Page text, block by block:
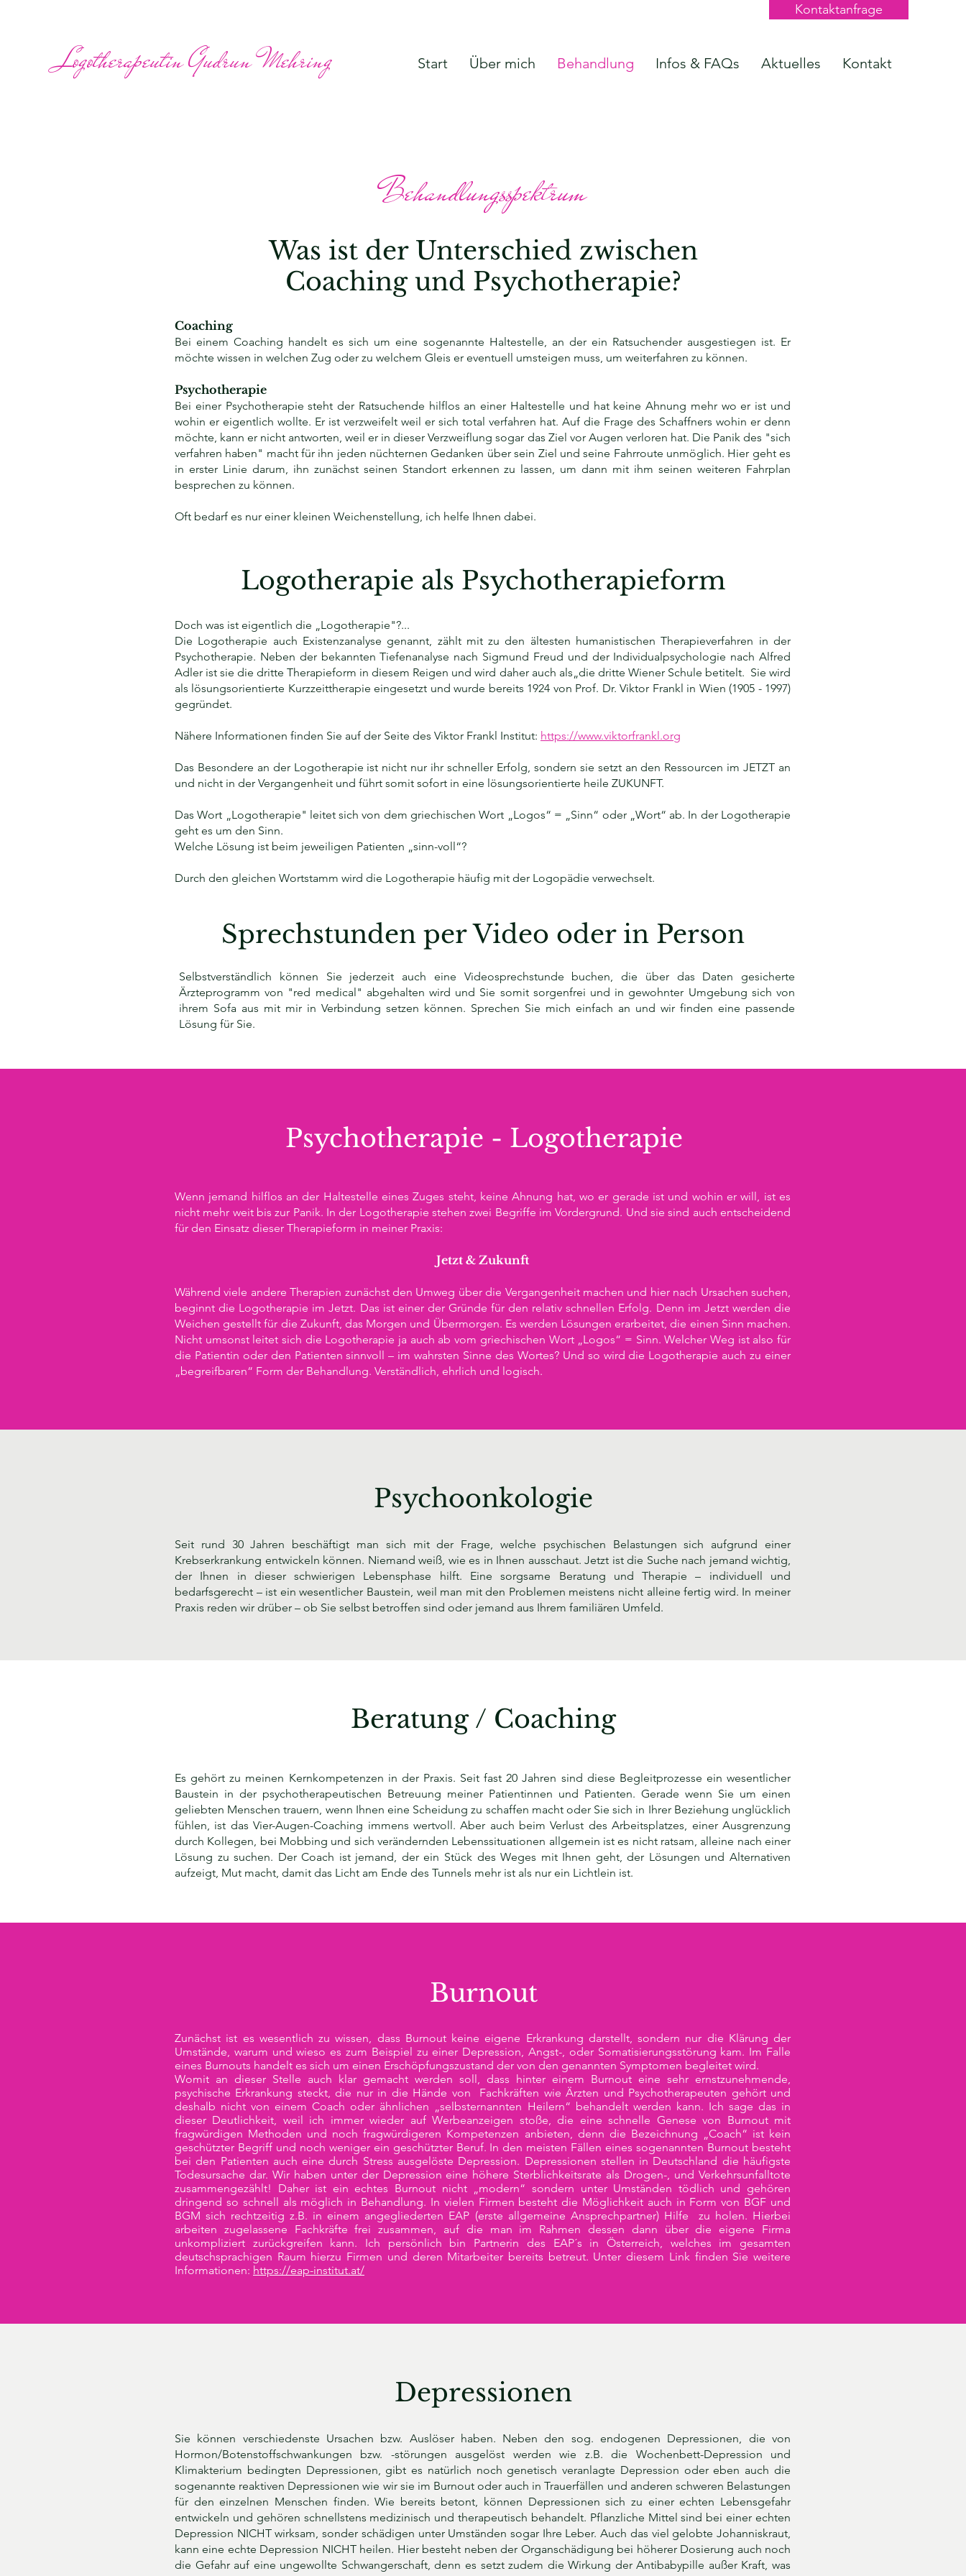
Logotherapeutin Gudrun Mehring
Kontaktanfrage
Start Über mich Behandlung Infos & FAQs Aktuelles Kontakt
Behandlungsspektrum
Was ist der Unterschied zwischen
Coaching und Psychotherapie?
Coaching
Bei einem Coaching handelt es sich um eine sogenannte Haltestelle, an der ein Ratsuchender ausgestiegen ist. Er
möchte wissen in welchen Zug oder zu welchem Gleis er eventuell umsteigen muss, um weiterfahren zu können.
Psychotherapie
Bei einer Psychotherapie steht der Ratsuchende hilflos an einer Haltestelle und hat keine Ahnung mehr wo er ist und
wohin er eigentlich wollte. Er ist verzweifelt weil er sich total verfahren hat. Auf die Frage des Schaffners wohin er denn
möchte, kann er nicht antworten, weil er in dieser Verzweiflung sogar das Ziel vor Augen verloren hat. Die Panik des "sich
verfahren haben" macht für ihn jeden nüchternen Gedanken über sein Ziel und seine Fahrroute unmöglich. Hier geht es
in erster Linie darum, ihn zunächst seinen Standort erkennen zu lassen, um dann mit ihm seinen weiteren Fahrplan
besprechen zu können.
Oft bedarf es nur einer kleinen Weichenstellung, ich helfe Ihnen dabei.
Logotherapie als Psychotherapieform
Doch was ist eigentlich die „Logotherapie"?...
Die Logotherapie auch Existenzanalyse genannt, zählt mit zu den ältesten humanistischen Therapieverfahren in der
Psychotherapie. Neben der bekannten Tiefenanalyse nach Sigmund Freud und der Individualpsychologie nach Alfred
Adler ist sie die dritte Therapieform in diesem Reigen und wird daher auch als„die dritte Wiener Schule betitelt. Sie wird
als lösungsorientierte Kurzzeittherapie eingesetzt und wurde bereits 1924 von Prof. Dr. Viktor Frankl in Wien (1905 - 1997)
gegründet.
Nähere Informationen finden Sie auf der Seite des Viktor Frankl Institut: https://www.viktorfrankl.org
Das Besondere an der Logotherapie ist nicht nur ihr schneller Erfolg, sondern sie setzt an den Ressourcen im JETZT an
und nicht in der Vergangenheit und führt somit sofort in eine lösungsorientierte heile ZUKUNFT.
Das Wort „Logotherapie" leitet sich von dem griechischen Wort „Logos“ = „Sinn“ oder „Wort“ ab. In der Logotherapie
geht es um den Sinn.
Welche Lösung ist beim jeweiligen Patienten „sinn-voll“?
Durch den gleichen Wortstamm wird die Logotherapie häufig mit der Logopädie verwechselt.
Sprechstunden per Video oder in Person
Selbstverständlich können Sie jederzeit auch eine Videosprechstunde buchen, die über das Daten gesicherte
Ärzteprogramm von "red medical" abgehalten wird und Sie somit sorgenfrei und in gewohnter Umgebung sich von
ihrem Sofa aus mit mir in Verbindung setzen können. Sprechen Sie mich einfach an und wir finden eine passende
Lösung für Sie.
Psychotherapie - Logotherapie
Wenn jemand hilflos an der Haltestelle eines Zuges steht, keine Ahnung hat, wo er gerade ist und wohin er will, ist es
nicht mehr weit bis zur Panik. In der Logotherapie stehen zwei Begriffe im Vordergrund. Und sie sind auch entscheidend
für den Einsatz dieser Therapieform in meiner Praxis:
Jetzt & Zukunft
Während viele andere Therapien zunächst den Umweg über die Vergangenheit machen und hier nach Ursachen suchen,
beginnt die Logotherapie im Jetzt. Das ist einer der Gründe für den relativ schnellen Erfolg. Denn im Jetzt werden die
Weichen gestellt für die Zukunft, das Morgen und Übermorgen. Es werden Lösungen erarbeitet, die einen Sinn machen.
Nicht umsonst leitet sich die Logotherapie ja auch ab vom griechischen Wort „Logos“ = Sinn. Welcher Weg ist also für
die Patientin oder den Patienten sinnvoll – im wahrsten Sinne des Wortes? Und so wird die Logotherapie auch zu einer
„begreifbaren“ Form der Behandlung. Verständlich, ehrlich und logisch.
Psychoonkologie
Seit rund 30 Jahren beschäftigt man sich mit der Frage, welche psychischen Belastungen sich aufgrund einer
Krebserkrankung entwickeln können. Niemand weiß, wie es in Ihnen ausschaut. Jetzt ist die Suche nach jemand wichtig,
der Ihnen in dieser schwierigen Lebensphase hilft. Eine sorgsame Beratung und Therapie – individuell und
bedarfsgerecht – ist ein wesentlicher Baustein, weil man mit den Problemen meistens nicht alleine fertig wird. In meiner
Praxis reden wir drüber – ob Sie selbst betroffen sind oder jemand aus Ihrem familiären Umfeld.
Beratung / Coaching
Es gehört zu meinen Kernkompetenzen in der Praxis. Seit fast 20 Jahren sind diese Begleitprozesse ein wesentlicher
Baustein in der psychotherapeutischen Betreuung meiner Patientinnen und Patienten. Gerade wenn Sie um einen
geliebten Menschen trauern, wenn Ihnen eine Scheidung zu schaffen macht oder Sie sich in Ihrer Beziehung unglücklich
fühlen, ist das Vier-Augen-Coaching immens wertvoll. Aber auch beim Verlust des Arbeitsplatzes, einer Ausgrenzung
durch Kollegen, bei Mobbing und sich verändernden Lebenssituationen allgemein ist es nicht ratsam, alleine nach einer
Lösung zu suchen. Der Coach ist jemand, der ein Stück des Weges mit Ihnen geht, der Lösungen und Alternativen
aufzeigt, Mut macht, damit das Licht am Ende des Tunnels mehr ist als nur ein Lichtlein ist.
Burnout
Zunächst ist es wesentlich zu wissen, dass Burnout keine eigene Erkrankung darstellt, sondern nur die Klärung der
Umstände, warum und wieso es zum Beispiel zu einer Depression, Angst-, oder Somatisierungsstörung kam. Im Falle
eines Burnouts handelt es sich um einen Erschöpfungszustand der von den genannten Symptomen begleitet wird.
Womit an dieser Stelle auch klar gemacht werden soll, dass hinter einem Burnout eine sehr ernstzunehmende,
psychische Erkrankung steckt, die nur in die Hände von Fachkräften wie Ärzten und Psychotherapeuten gehört und
deshalb nicht von einem Coach oder ähnlichen „selbsternannten Heilern“ behandelt werden kann. Ich sage das in
dieser Deutlichkeit, weil ich immer wieder auf Werbeanzeigen stoße, die eine schnelle Genese von Burnout mit
fragwürdigen Methoden und noch fragwürdigeren Kompetenzen anbieten, denn die Bezeichnung „Coach“ ist kein
geschützter Begriff und noch weniger ein geschützter Beruf. In den meisten Fällen eines sogenannten Burnout besteht
bei den Patienten auch eine durch Stress ausgelöste Depression. Depressionen stellen in Deutschland die häufigste
Todesursache dar. Wir haben unter der Depression eine höhere Sterblichkeitsrate als Drogen-, und Verkehrsunfalltote
zusammengezählt! Daher ist ein echtes Burnout nicht „modern“ sondern unter Umständen tödlich und gehören
dringend so schnell als möglich in Behandlung. In vielen Firmen besteht die Möglichkeit auch in Form von BGF und
BGM sich rechtzeitig z.B. in einem angegliederten EAP (erste allgemeine Ansprechpartner) Hilfe zu holen. Hierbei
arbeiten zugelassene Fachkräfte frei zusammen, auf die man im Rahmen dessen dann über die eigene Firma
unkompliziert zurückgreifen kann. Ich persönlich bin Partnerin des EAP´s in Österreich, welches im gesamten
deutschsprachigen Raum hierzu Firmen und deren Mitarbeiter bereits betreut. Unter diesem Link finden Sie weitere
Informationen: https://eap-institut.at/
Depressionen
Sie können verschiedenste Ursachen bzw. Auslöser haben. Neben den sog. endogenen Depressionen, die von
Hormon/Botenstoffschwankungen bzw. -störungen ausgelöst werden wie z.B. die Wochenbett-Depression und
Klimakterium bedingten Depressionen, gibt es natürlich noch genetisch veranlagte Depression oder eben auch die
sogenannte reaktiven Depressionen wie wir sie im Burnout oder auch in Trauerfällen und anderen schweren Belastungen
für den einzelnen Menschen finden. Wie bereits betont, können Depressionen sich zu einer echten Lebensgefahr
entwickeln und gehören schnellstens medizinisch und therapeutisch behandelt. Pflanzliche Mittel sind bei einer echten
Depression NICHT wirksam, sonder schädigen unter Umständen sogar Ihre Leber. Auch das viel gelobte Johanniskraut,
kann eine echte Depression NICHT heilen. Hier besteht neben der Organschädigung bei höherer Dosierung auch noch
die Gefahr auf eine ungewollte Schwangerschaft, denn es setzt zudem die Wirkung der Antibabypille außer Kraft, was